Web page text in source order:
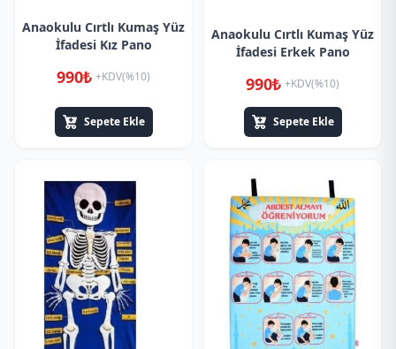
Anaokulu Cırtlı Kumaş Yüz
İfadesi Kız Pano
990₺ +KDV(%10)
Sepete Ekle
Anaokulu Cırtlı Kumaş Yüz
İfadesi Erkek Pano
990₺ +KDV(%10)
Sepete Ekle